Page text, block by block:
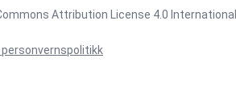
Attribution License 4.0 International